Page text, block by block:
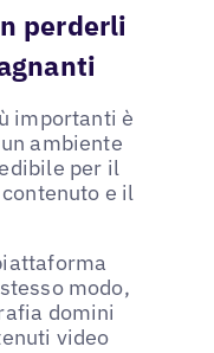
perderli
importanti è
ambiente
per il
e il
modo,
domini
video